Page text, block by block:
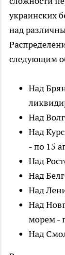
украинских
над
следующим
Над
Над
Над
- по 15
Над
Над
Над
Над
морем -
Над